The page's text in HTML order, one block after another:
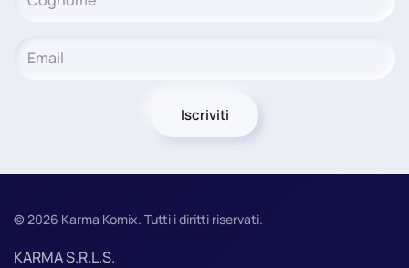
Iscriviti
©2026 Karma Komix. Tutti i diritti riservati.
KARMA S.R.L.S.